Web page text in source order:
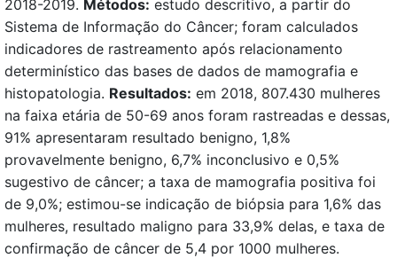
2018-2019. Métodos: estudo descritivo, a partir do
Sistema de Informação do Câncer; foram calculados
indicadores de rastreamento após relacionamento
determinístico das bases de dados de mamografia e
histopatologia. Resultados: em 2018, 807.430 mulheres
na faixa etária de 50-69 anos foram rastreadas e dessas,
91% apresentaram resultado benigno, 1,8%
provavelmente benigno, 6,7% inconclusivo e 0,5%
sugestivo de câncer; a taxa de mamografia positiva foi
de 9,0%; estimou-se indicação de biópsia para 1,6% das
mulheres, resultado maligno para 33,9% delas, e taxa de
confirmação de câncer de 5,4 por 1000 mulheres.